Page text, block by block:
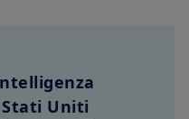
Uniti